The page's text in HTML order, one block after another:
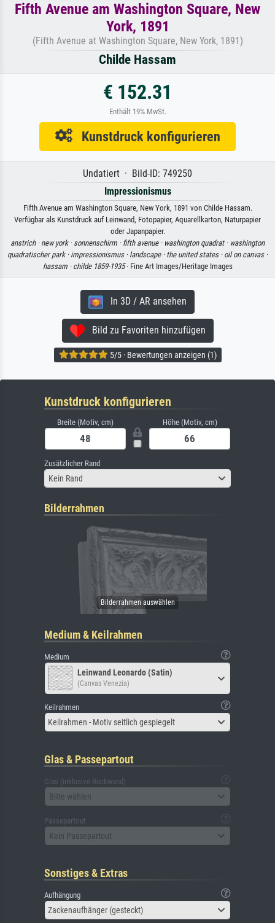
Fifth Avenue am Washington Square, New
York, 1891
(Fifth Avenue at Washington Square, New York, 1891)
Childe Hassam
€ 152.31
Enthält 19% MwSt.
Kunstdruck konfigurieren
Undatiert · Bild-ID: 749250
Impressionismus
Fifth Avenue am Washington Square, New York, 1891 von Childe Hassam.
Verfügbar als Kunstdruck auf Leinwand, Fotopapier, Aquarellkarton, Naturpapier
oder Japanpapier.
anstrich · new york · sonnenschirm · fifth avenue · washington quadrat · washington
quadratischer park · impressionismus · landscape · the united states · oil on canvas ·
hassam · childe 1859-1935· Fine Art Images/Heritage Images
In 3D / AR ansehen
Bild zu Favoriten hinzufügen
5/5 · Bewertungen anzeigen (1)
Kunstdruck konfigurieren
Breite (Motiv, cm) Höhe (Motiv, cm)
Zusätzlicher Rand
Kein Rand
Bilderrahmen
Medium & Keilrahmen
Medium
Leinwand Leonardo (Satin)
(Canvas Venezia)
Keilrahmen
Keilrahmen - Motiv seitlich gespiegelt
Glas & Passepartout
Glas (inklusive Rückwand)
Bitte wählen
Passepartout
Kein Passepartout
Sonstiges & Extras
Aufhängung
Zackenaufhänger (gesteckt)